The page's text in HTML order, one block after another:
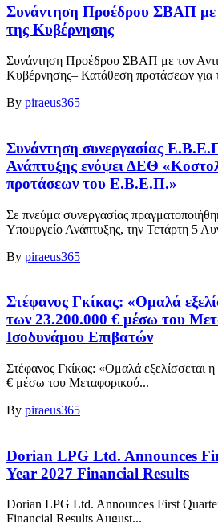
Συνάντηση Προέδρου ΣΒΑΠ με
της Κυβέρνησης
Συνάντηση Προέδρου ΣΒΑΠ με τον
Κυβέρνησης– Κατάθεση προτάσεων για
By piraeus365
Συνάντηση συνεργασίας
Ανάπτυξης ενόψει ΔΕΘ
προτάσεων του Ε.Β.Ε.Π.»
Σε πνεύμα συνεργασίας
Υπουργείο Ανάπτυξης, την Τετάρτη 5
By piraeus365
Στέφανος Γκίκας: «Ομαλά
των 23.200.000 € μέσω του
Ισοδυνάμου Επιβατών
Στέφανος Γκίκας: «Ομαλά εξελίσσεται
€ μέσω του Μεταφορικού...
By piraeus365
Dorian LPG Ltd. Announces
Year 2027 Financial Results
Dorian LPG Ltd. Announces First
Financial Results August...